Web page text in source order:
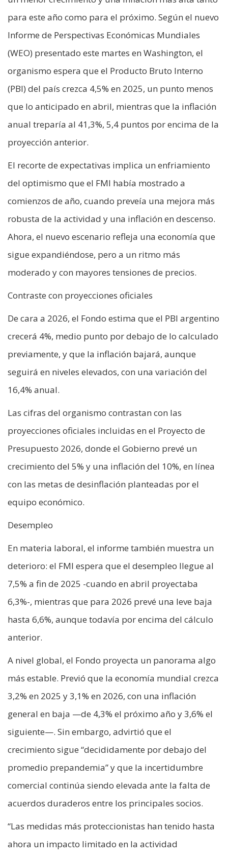
para este año como para el próximo. Según el nuevo
Informe de Perspectivas Económicas Mundiales
(WEO) presentado este martes en Washington, el
organismo espera que el Producto Bruto Interno
(PBI) del país crezca 4,5% en 2025, un punto menos
que lo anticipado en abril, mientras que la inflación
anual treparía al 41,3%, 5,4 puntos por encima de la
proyección anterior.
El recorte de expectativas implica un enfriamiento
del optimismo que el FMI había mostrado a
comienzos de año, cuando preveía una mejora más
robusta de la actividad y una inflación en descenso.
Ahora, el nuevo escenario refleja una economía que
sigue expandiéndose, pero a un ritmo más
moderado y con mayores tensiones de precios.
Contraste con proyecciones oficiales
De cara a 2026, el Fondo estima que el PBI argentino
crecerá 4%, medio punto por debajo de lo calculado
previamente, y que la inflación bajará, aunque
seguirá en niveles elevados, con una variación del
16,4% anual.
Las cifras del organismo contrastan con las
proyecciones oficiales incluidas en el Proyecto de
Presupuesto 2026, donde el Gobierno prevé un
crecimiento del 5% y una inflación del 10%, en línea
con las metas de desinflación planteadas por el
equipo económico.
Desempleo
En materia laboral, el informe también muestra un
deterioro: el FMI espera que el desempleo llegue al
7,5% a fin de 2025 -cuando en abril proyectaba
6,3%-, mientras que para 2026 prevé una leve baja
hasta 6,6%, aunque todavía por encima del cálculo
anterior.
A nivel global, el Fondo proyecta un panorama algo
más estable. Previó que la economía mundial crezca
3,2% en 2025 y 3,1% en 2026, con una inflación
general en baja —de 4,3% el próximo año y 3,6% el
siguiente—. Sin embargo, advirtió que el
crecimiento sigue “decididamente por debajo del
promedio prepandemia” y que la incertidumbre
comercial continúa siendo elevada ante la falta de
acuerdos duraderos entre los principales socios.
“Las medidas más proteccionistas han tenido hasta
ahora un impacto limitado en la actividad